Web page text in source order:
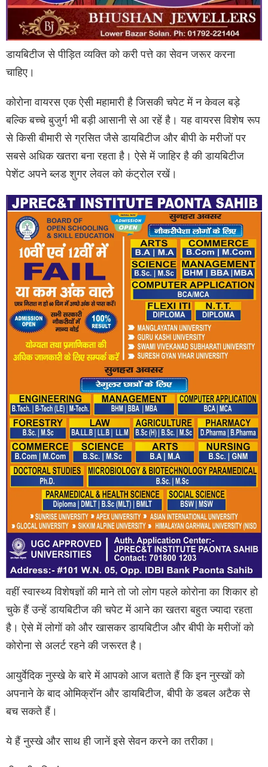
डायबिटीज से पीड़ित व्यक्ति को करी पत्ते का सेवन जरूर करना
चाहिए।
कोरोना वायरस एक ऐसी महामारी है जिसकी चपेट में न केवल बड़े
बल्कि बच्चे बुजुर्ग भी बड़ी आसानी से आ रहें है। यह वायरस विशेष रूप
से किसी बीमारी से ग्रसित जैसे डायबिटीज और बीपी के मरीजों पर
सबसे अधिक खतरा बना रहता है। ऐसे में जाहिर है की डायब‍िटीज
पेशेंट अपने ब्लड शुगर लेवल को कंट्रोल रखें।
वहीं स्वास्थ्य विशेषज्ञों की माने तो जो लोग पहले कोरोना का शिकार हो
चुके हैं उन्हें डायबिटीज की चपेट में आने का खतरा बहुत ज्यादा रहता
है। ऐसे में लोगों को और खासकर डायबिटीज और बीपी के मरीजों को
कोरोना से अलर्ट रहने की जरूरत है।
आयुर्वेदिक नुस्खे के बारे में आपको आज बताते हैं कि इन नुस्खों को
अपनाने के बाद ओमिक्रॉन और डायबिटीज, बीपी के डबल अटैक से
बच सकते हैं।
ये हैं नुस्खे और साथ ही जानें इसे सेवन करने का तरीका।